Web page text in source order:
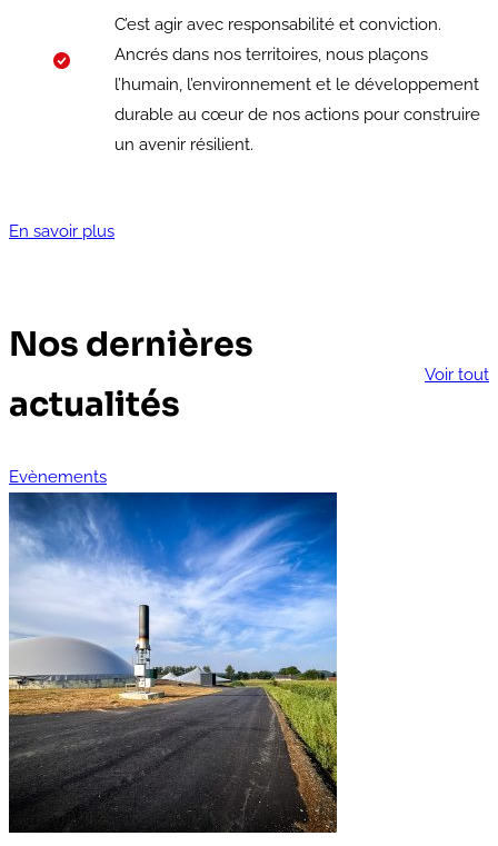
C’est agir avec responsabilité et conviction.
Ancrés dans nos territoires, nous plaçons
l’humain, l’environnement et le développement
durable au cœur de nos actions pour construire
un avenir résilient.
En savoir plus
Nos dernières
actualités
Voir tout
Evènements